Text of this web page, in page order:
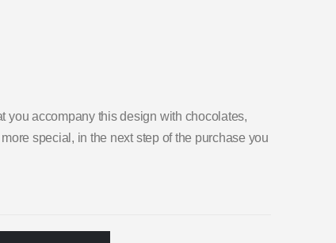
you accompany this design with chocolates,
special, in the next step of the purchase you